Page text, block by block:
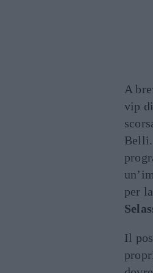
A
vip
per
Il